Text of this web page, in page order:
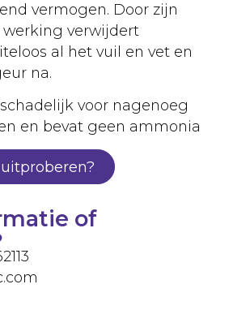
vermogen. Door zijn
verwijdert
al het vuil en vet en
na.
voor nagenoeg
en bevat geen ammonia
of